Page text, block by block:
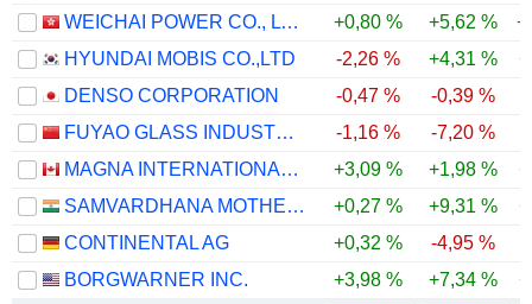
WEICHAI POWER CO., LTD.
+0,80 % +5,62 %
HYUNDAI MOBIS CO.,LTD
-2,26 % +4,31 %
DENSO CORPORATION
-0,47 % -0,39 %
FUYAO GLASS INDUSTRY GROUP CO., LTD.
-1,16 % -7,20 %
MAGNA INTERNATIONAL INC.
+3,09 % +1,98 %
SAMVARDHANA MOTHERSON INTERNATIONAL LIMITED
+0,27 % +9,31 %
CONTINENTAL AG
+0,32 % -4,95 %
BORGWARNER INC.
+3,98 % +7,34 %